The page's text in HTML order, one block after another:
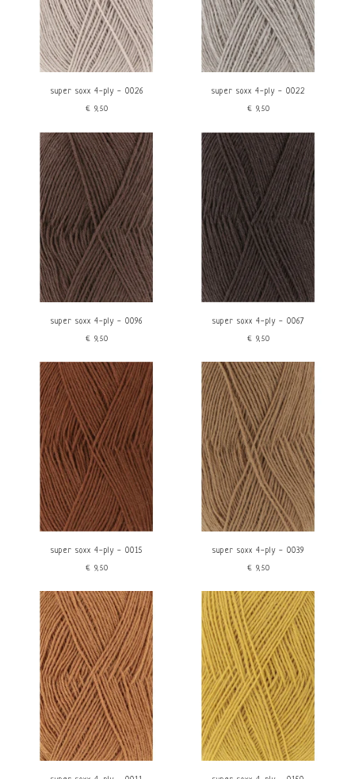
super soxx 4-ply - 0026
€9,50
super soxx 4-ply - 0022
€9,50
super soxx 4-ply - 0096
€9,50
super soxx 4-ply - 0067
€9,50
super soxx 4-ply - 0015
€9,50
super soxx 4-ply - 0039
€9,50